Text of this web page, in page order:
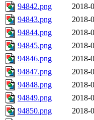
94842.png
2018-
94843.png
2018-
94844.png
2018-
94845.png
2018-
94846.png
2018-
94847.png
2018-
94848.png
2018-
94849.png
2018-
94850.png
2018-